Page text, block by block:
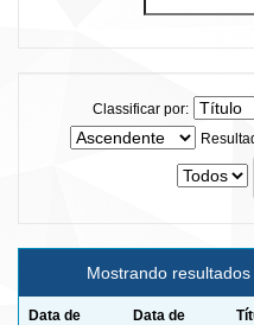
Classificar por:
Mostrando
Data de
Data de